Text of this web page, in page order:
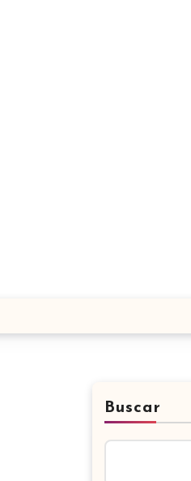
Buscar